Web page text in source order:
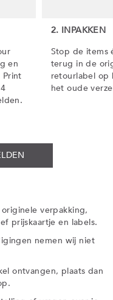
en
2. INPAKKEN
Stop de items
terug in de
retourlabel op
het oude
verpakking,
prijskaartje en labels.
nemen wij niet
ontvangen, plaats dan